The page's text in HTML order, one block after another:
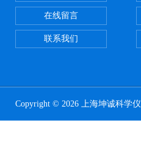
在线留言
联系我们
Copyright © 2026 上海坤诚科学